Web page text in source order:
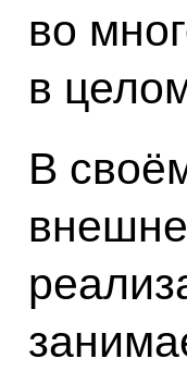
во
в
В